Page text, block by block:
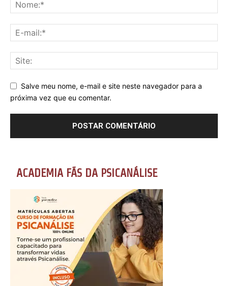
Salve meu nome, e-mail e site neste navegador para a
próxima vez que eu comentar.
ACADEMIA FÃS DA PSICANÁLISE